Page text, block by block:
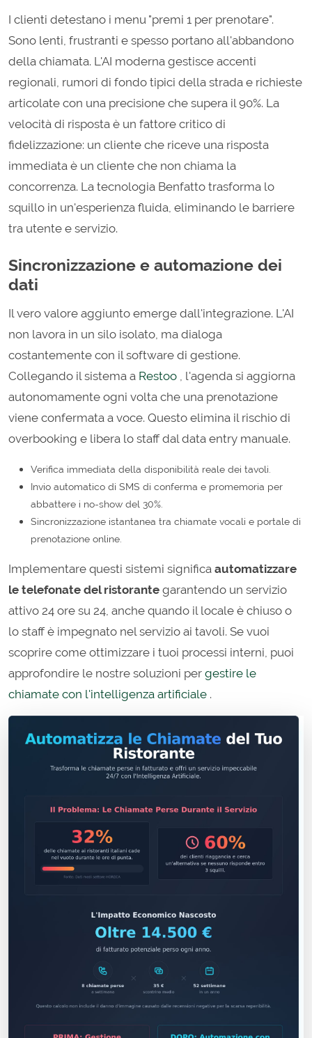
I clienti detestano i menu "premi 1 per prenotare".
Sono lenti, frustranti e spesso portano all'abbandono
della chiamata. L'AI moderna gestisce accenti
regionali, rumori di fondo tipici della strada e richieste
articolate con una precisione che supera il 90%. La
velocità di risposta è un fattore critico di
fidelizzazione: un cliente che riceve una risposta
immediata è un cliente che non chiama la
concorrenza. La tecnologia Benfatto trasforma lo
squillo in un'esperienza fluida, eliminando le barriere
tra utente e servizio.
Sincronizzazione e automazione dei
dati
Il vero valore aggiunto emerge dall'integrazione. L'AI
non lavora in un silo isolato, ma dialoga
costantemente con il software di gestione.
Collegando il sistema a Restoo , l'agenda si aggiorna
autonomamente ogni volta che una prenotazione
viene confermata a voce. Questo elimina il rischio di
overbooking e libera lo staff dal data entry manuale.
Verifica immediata della disponibilità reale dei tavoli.
Invio automatico di SMS di conferma e promemoria per
abbattere i no-show del 30%.
Sincronizzazione istantanea tra chiamate vocali e portale di
prenotazione online.
Implementare questi sistemi significa automatizzare
le telefonate del ristorante garantendo un servizio
attivo 24 ore su 24, anche quando il locale è chiuso o
lo staff è impegnato nel servizio ai tavoli. Se vuoi
scoprire come ottimizzare i tuoi processi interni, puoi
approfondire le nostre soluzioni per gestire le
chiamate con l'intelligenza artificiale .